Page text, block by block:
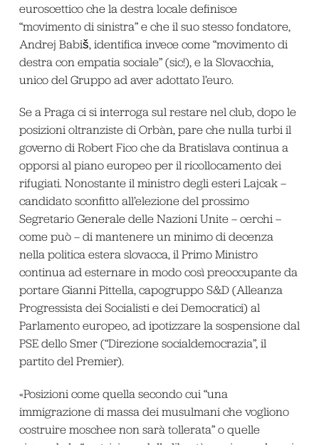
euroscettico che la destra locale definisce
“movimento di sinistra” e che il suo stesso fondatore,
Andrej Babiš, identifica invece come “movimento di
destra con empatia sociale” (sic!), e la Slovacchia,
unico del Gruppo ad aver adottato l’euro.
Se a Praga ci si interroga sul restare nel club, dopo le
posizioni oltranziste di Orbàn, pare che nulla turbi il
governo di Robert Fico che da Bratislava continua a
opporsi al piano europeo per il ricollocamento dei
rifugiati. Nonostante il ministro degli esteri Lajcak –
candidato sconfitto all’elezione del prossimo
Segretario Generale delle Nazioni Unite – cerchi –
come può – di mantenere un minimo di decenza
nella politica estera slovacca, il Primo Ministro
continua ad esternare in modo così preoccupante da
portare Gianni Pittella, capogruppo S&D (Alleanza
Progressista dei Socialisti e dei Democratici) al
Parlamento europeo, ad ipotizzare la sospensione dal
PSE dello Smer (“Direzione socialdemocrazia”, il
partito del Premier).
«Posizioni come quella secondo cui “una
immigrazione di massa dei musulmani che vogliono
costruire moschee non sarà tollerata” o quelle